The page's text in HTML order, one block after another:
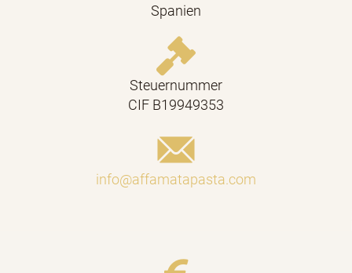
Spanien
Steuernummer
CIF B19949353
info@affamatapasta.com